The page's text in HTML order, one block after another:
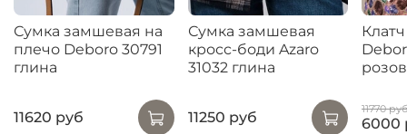
Сумка замшевая на
плечо Deboro 30791
глина
11620 руб
Сумка замшевая
кросс-боди Azaro
31032 глина
11250 руб 11770 руб
6000